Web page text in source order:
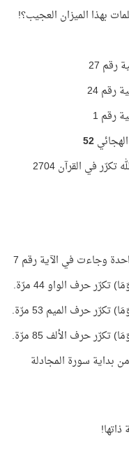
بهذا الميزان العجيب؟!
27
24
رقم 1
52
تأمّلوا العدد 52 جيِّدًا وانتبهوا إلى أن اسم الله تكرّر في القرآن 2704
وجاءت في الآية رقم 7
حرف الواو 44 مرّة.
حرف الميم 53 مرّة.
حرف الألف 85 مرّة.
كلمة (وَمَا) تكرّرت 182 مرّة من بداية سورة المجادلة